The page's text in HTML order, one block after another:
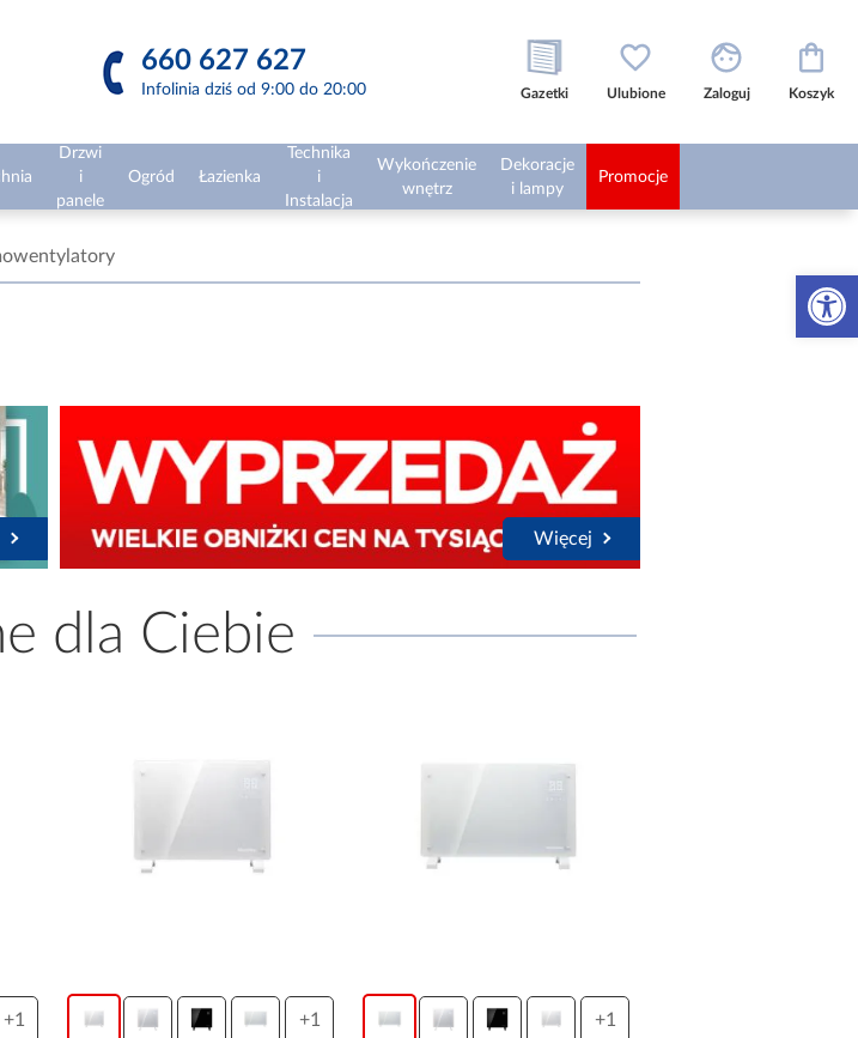
Otwórz
660 627 627
Infolinia dziś od 9:00 do 20:00 Gazetki Ulubione Zaloguj Koszyk
Drzwi
i
panele
Ogród Łazienka
Technika
i
Instalacja
Wykończenie
wnętrz
Dekoracje
i lampy
Promocje
Więcej
dla Ciebie
+1 +1 +1